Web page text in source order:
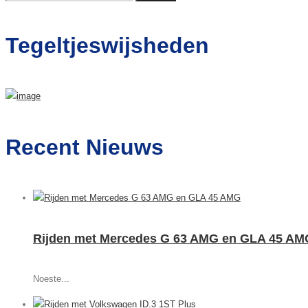
Tegeltjeswijsheden
Recent Nieuws
Rijden met Mercedes G 63 AMG en GLA 45
Noeste...